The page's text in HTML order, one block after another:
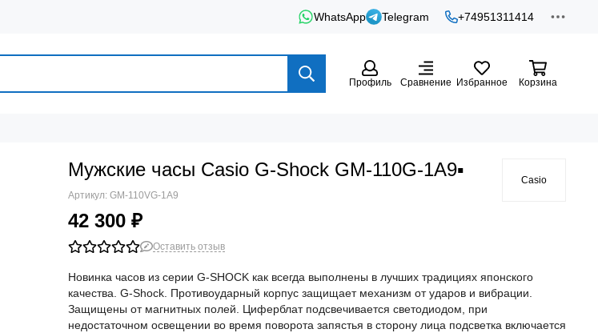
WhatsApp Telegram +74951311414
Профиль Сравнение Избранное Корзина
Мужские часы Casio G-Shock GM-110G-1A9▪
Артикул: GM-110VG-1A9
42 300 ₽
Casio
Оставить отзыв
Новинка часов из серии G-SHOCK как всегда выполнены в лучших традициях японского
качества. G-Shock. Противоударный корпус защищает механизм от ударов и вибрации.
Защищены от магнитных полей. Циферблат подсвечивается светодиодом, при
недостаточном освещении во время поворота запястья в сторону лица подсветка включается